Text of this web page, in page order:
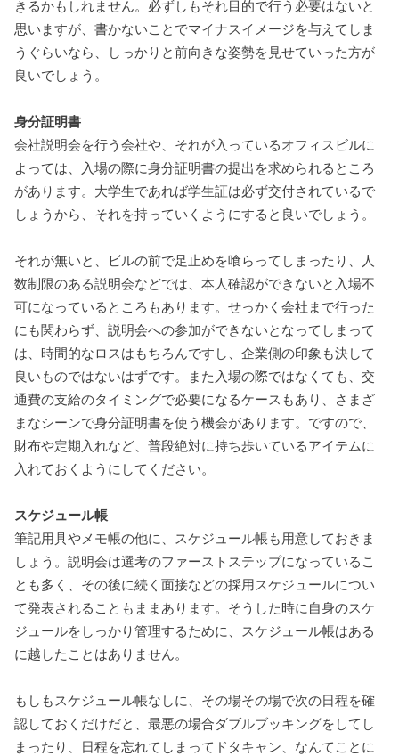
きるかもしれません。必ずしもそれ目的で行う必要はないと
思いますが、書かないことでマイナスイメージを与えてしま
うぐらいなら、しっかりと前向きな姿勢を見せていった方が
良いでしょう。
身分証明書
会社説明会を行う会社や、それが入っているオフィスビルに
よっては、入場の際に身分証明書の提出を求められるところ
があります。大学生であれば学生証は必ず交付されているで
しょうから、それを持っていくようにすると良いでしょう。
それが無いと、ビルの前で足止めを喰らってしまったり、人
数制限のある説明会などでは、本人確認ができないと入場不
可になっているところもあります。せっかく会社まで行った
にも関わらず、説明会への参加ができないとなってしまって
は、時間的なロスはもちろんですし、企業側の印象も決して
良いものではないはずです。また入場の際ではなくても、交
通費の支給のタイミングで必要になるケースもあり、さまざ
まなシーンで身分証明書を使う機会があります。ですので、
財布や定期入れなど、普段絶対に持ち歩いているアイテムに
入れておくようにしてください。
スケジュール帳
筆記用具やメモ帳の他に、スケジュール帳も用意しておきま
しょう。説明会は選考のファーストステップになっているこ
とも多く、その後に続く面接などの採用スケジュールについ
て発表されることもままあります。そうした時に自身のスケ
ジュールをしっかり管理するために、スケジュール帳はある
に越したことはありません。
もしもスケジュール帳なしに、その場その場で次の日程を確
認しておくだけだと、最悪の場合ダブルブッキングをしてし
まったり、日程を忘れてしまってドタキャン、なんてことに